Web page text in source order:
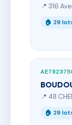
📍 316
🏠 29
📍 48
🏠 29